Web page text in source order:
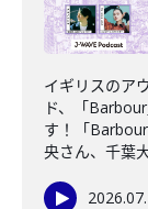
イギリスのア
ド、「
す！「
央さん、千葉